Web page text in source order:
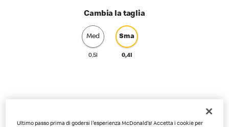
Cambia la taglia
Med
0,5l
Sma
0,4l
Ultimo passo prima di godersi l'esperienza McDonald's! Accetta i cookie per